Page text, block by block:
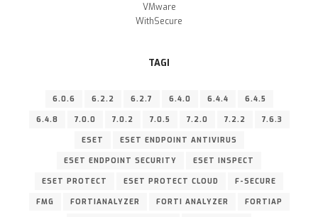
VMware
WithSecure
TAGI
6.0.6 6.2.2 6.2.7 6.4.0 6.4.4 6.4.5
6.4.8 7.0.0 7.0.2 7.0.5 7.2.0 7.2.2 7.6.3
ESET ESET ENDPOINT ANTIVIRUS
ESET ENDPOINT SECURITY ESET INSPECT
ESET PROTECT ESET PROTECT CLOUD F-SECURE
FMG FORTIANALYZER FORTI ANALYZER FORTIAP